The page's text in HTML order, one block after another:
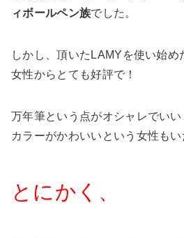
ィボールペン族でした。
しかし、頂いたLAMYを使い始
女性からとても好評で！
万年筆という点がオシャレでいい
カラーがかわいいという女性もい
とにかく、